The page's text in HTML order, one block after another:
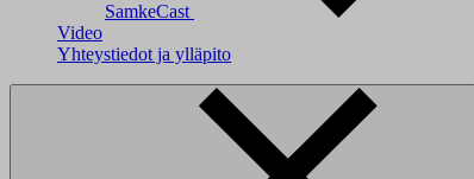
SamkeCast
Video
Yhteystiedot ja ylläpito